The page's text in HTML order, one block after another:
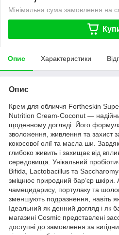
Мінімальна сума замовлення на
Опис Характеристики
Опис
Крем для обличчя Fortheskin
Nutrition Cream-Coconut —
щоденному догляді. Його
зволоження, живлення та захист
кокосової олії та масла ши.
глибоко живить і захищає від
середовища. Унікальний
Bifida, Lactobacillus та
зміцнює природний бар’єр шкіри.
чамецидарису, портулаку та
зменшують подразнення, навіть
Ідеальний як денний догляд і як
магазині Cosmic представлені
доступні до замовлення за